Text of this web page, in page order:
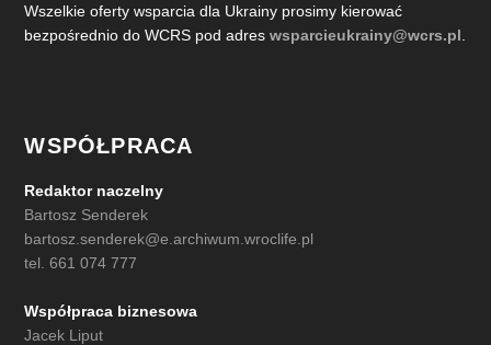
Wszelkie oferty wsparcia dla Ukrainy prosimy kierować
bezpośrednio do WCRS pod adreswsparcieukrainy@wcrs.pl
WSPÓŁPRACA
Redaktor naczelny
Bartosz Senderek
bartosz.senderek@e.archiwum.wroclife.pl
tel. 661 074 777
Współpraca biznesowa
Jacek Liput